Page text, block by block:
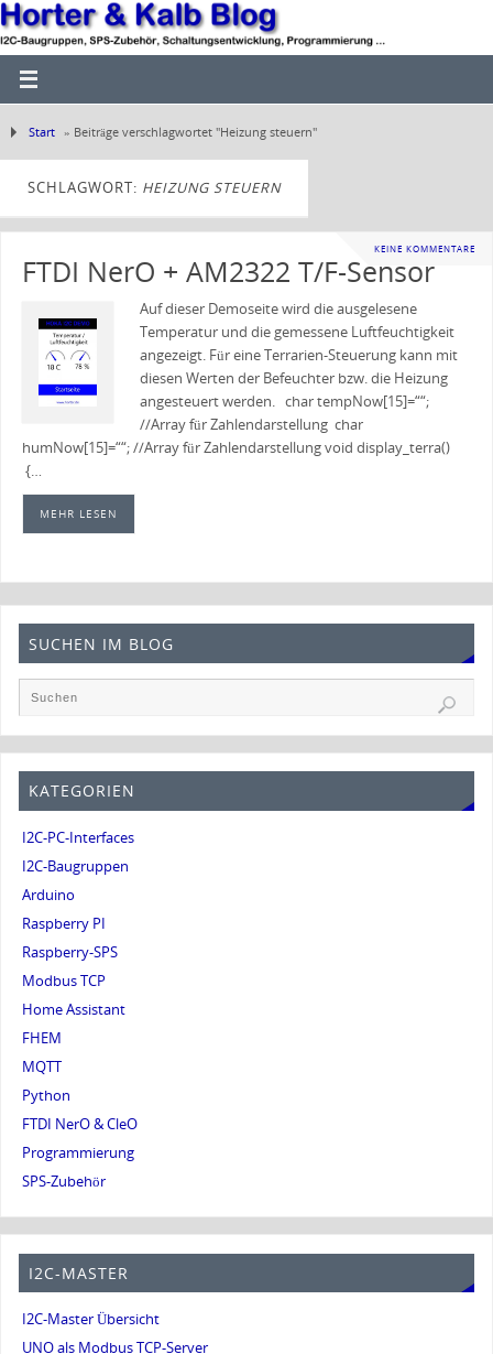
Start » Beiträge verschlagwortet "Heizung steuern"
SCHLAGWORT: HEIZUNG STEUERN
KEINE KOMMENTARE
FTDI NerO + AM2322 T/F-Sensor
Auf dieser Demoseite wird die ausgelesene
Temperatur und die gemessene Luftfeuchtigkeit
angezeigt. Für eine Terrarien-Steuerung kann mit
diesen Werten der Befeuchter bzw. die Heizung
angesteuert werden. char tempNow[15]=““;
//Array für Zahlendarstellung char
humNow[15]=““; //Array für Zahlendarstellung void display_terra()
{…
MEHR LESEN
SUCHEN IM BLOG
KATEGORIEN
I2C-PC-Interfaces
I2C-Baugruppen
Arduino
Raspberry PI
Raspberry-SPS
Modbus TCP
Home Assistant
FHEM
MQTT
Python
FTDI NerO & CleO
Programmierung
SPS-Zubehör
I2C-MASTER
I2C-Master Übersicht
UNO als Modbus TCP-Server